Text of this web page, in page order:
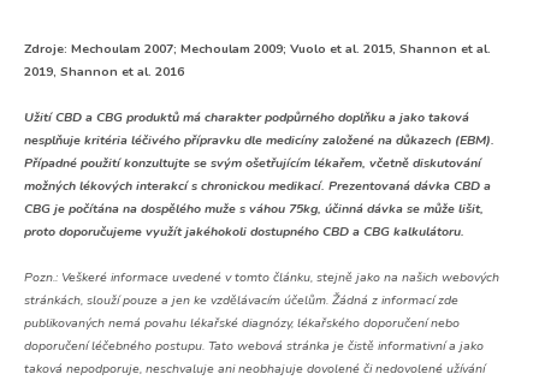
Zdroje: Mechoulam 2007; Mechoulam 2009; Vuolo et al. 2015, Shannon et al.
2019, Shannon et al. 2016
Užití CBD a CBG produktů má charakter podpůrného doplňku a jako taková
nesplňuje kritéria léčivého přípravku dle medicíny založené na důkazech (EBM).
Případné použití konzultujte se svým ošetřujícím lékařem, včetně diskutování
možných lékových interakcí s chronickou medikací. Prezentovaná dávka CBD a
CBG je počítána na dospělého muže s váhou 75kg, účinná dávka se může lišit,
proto doporučujeme využít jakéhokoli dostupného CBD a CBG kalkulátoru.
Pozn.: Veškeré informace uvedené v tomto článku, stejně jako na našich webových
stránkách, slouží pouze a jen ke vzdělávacím účelům. Žádná z informací zde
publikovaných nemá povahu lékařské diagnózy, lékařského doporučení nebo
doporučení léčebného postupu. Tato webová stránka je čistě informativní a jako
taková nepodporuje, neschvaluje ani neobhajuje dovolené či nedovolené užívání